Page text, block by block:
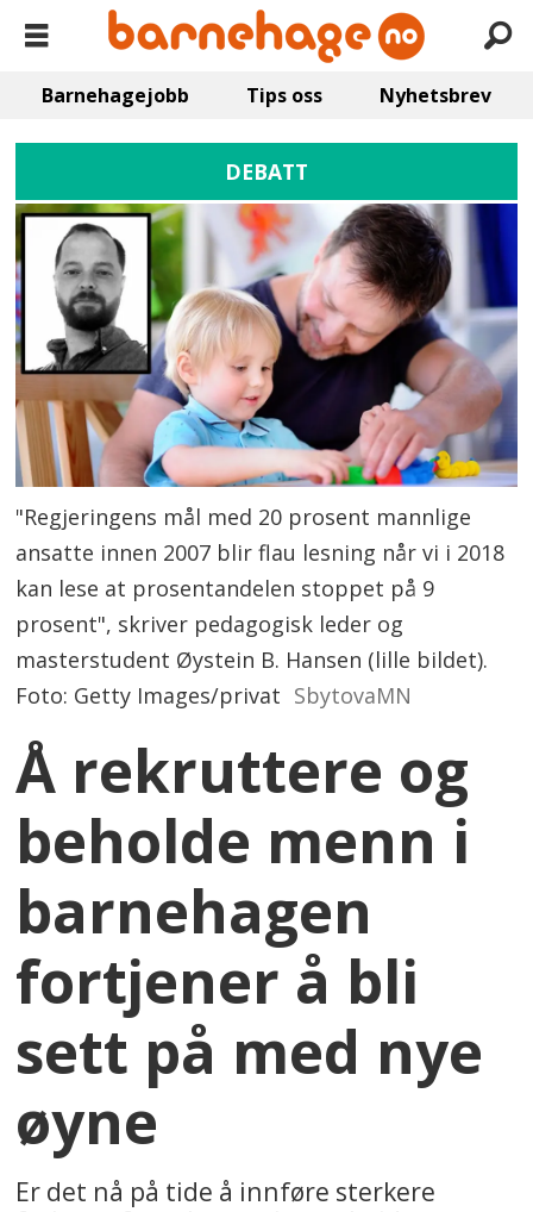
Barnehagejobb Tips oss Nyhetsbrev
DEBATT
"Regjeringens mål med 20 prosent mannlige
ansatte innen 2007 blir flau lesning når vi i 2018
kan lese at prosentandelen stoppet på 9
prosent", skriver pedagogisk leder og
masterstudent Øystein B. Hansen (lille bildet).
Foto: Getty Images/privat SbytovaMN
Å rekruttere og
beholde menn i
barnehagen
fortjener å bli
sett på med nye
øyne
Er det nå på tide å innføre sterkere